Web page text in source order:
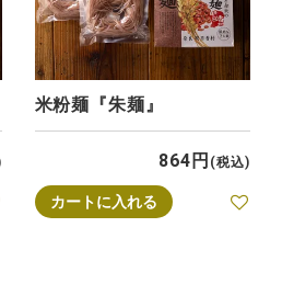
米粉麺『朱麺』
864 税込
カートに入れる